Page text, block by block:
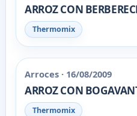
ARROZ CON
Thermomix
Arroces · 16/08/2009
ARROZ CON
Thermomix